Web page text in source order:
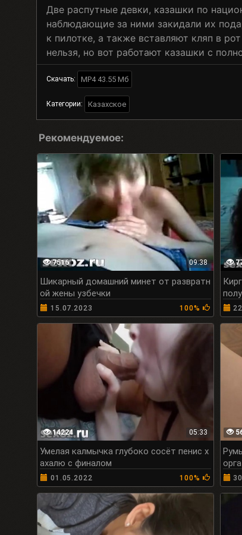
Две распутные девки, казашки по
наблюдающие за ними закидали их
к пилотке, а также вставляют кляп в
нельзя, но вот работают казашки с
Скачать: MP4 43.55 Мб
Категории: Казахское
Рекомендуемое:
7516 09:38
Шикарный домашний минет от развратн
ой жены узбечки
15.07.2023 100%
14224 05:33
Умелая калмычка глубоко сосёт пенис х
ахалю с финалом
01.05.2022 100%